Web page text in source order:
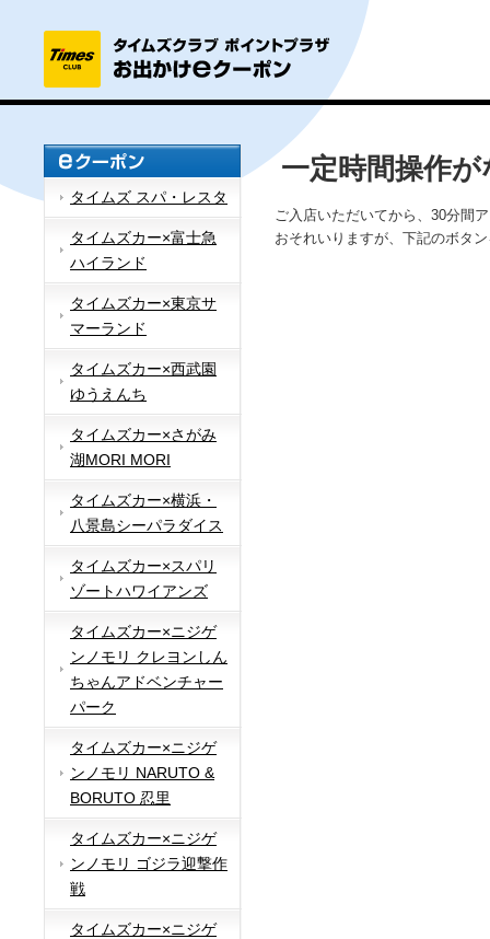
タイムズ スパ・レスタ
タイムズカー×富士急
ハイランド
タイムズカー×東京サ
マーランド
タイムズカー×西武園
ゆうえんち
タイムズカー×さがみ
湖MORI MORI
タイムズカー×横浜・
八景島シーパラダイス
タイムズカー×スパリ
ゾートハワイアンズ
タイムズカー×ニジゲ
ンノモリ クレヨンしん
ちゃんアドベンチャー
パーク
タイムズカー×ニジゲ
ンノモリ NARUTO &
BORUTO 忍里
タイムズカー×ニジゲ
ンノモリ ゴジラ迎撃作
戦
タイムズカー×ニジゲ
一定時間操作
ご入店いただいてから、30分間
おそれいりますが、下記のボタ